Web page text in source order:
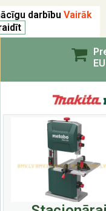
darbību Vairāk